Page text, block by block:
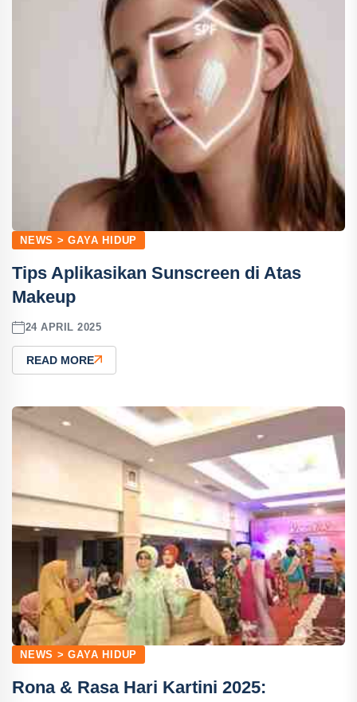
NEWS > GAYA HIDUP
Tips Aplikasikan Sunscreen di Atas
Makeup
24 APRIL 2025
READ MORE
NEWS > GAYA HIDUP
Rona & Rasa Hari Kartini 2025: